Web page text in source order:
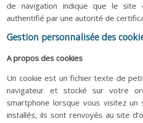
de navigation indique que le
authentifié par une autorité de
Gestion personnalisée des
A propos des cookies
Un cookie est un fichier texte de
navigateur et stocké sur votre
smartphone lorsque vous visitez
installés, ils sont renvoyés au site